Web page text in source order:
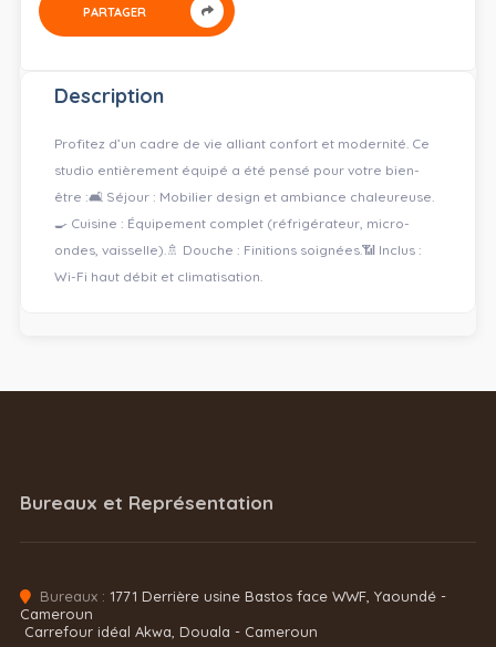
PARTAGER
Description
Profitez d’un cadre de vie alliant confort et modernité. Ce
studio entièrement équipé a été pensé pour votre bien-
être : ​🛋️ Séjour : Mobilier design et ambiance chaleureuse. ​
🍳 Cuisine : Équipement complet (réfrigérateur, micro-
ondes, vaisselle). ​🚿 Douche : Finitions soignées. ​📶 Inclus :
Wi-Fi haut débit et climatisation.
Bureaux et Représentation
Bureaux : 1771 Derrière usine Bastos face WWF, Yaoundé -
Cameroun
Carrefour idéal Akwa, Douala - Cameroun